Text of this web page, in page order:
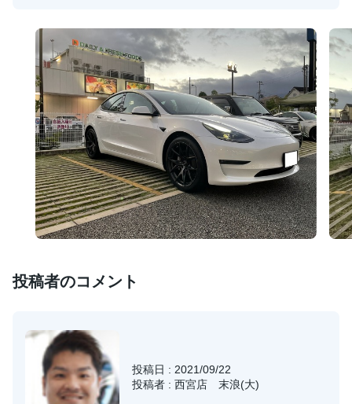
投稿者のコメント
投稿日 : 2021/09/22
投稿者 : 西宮店 末浪(大)